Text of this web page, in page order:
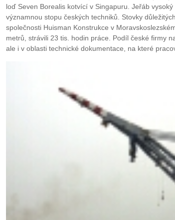
loď Seven Borealis kotvící v Singapuru. Jeřáb
významnou stopu českých techniků. Stovky
společnosti Huisman Konstrukce v
metrů, strávili 23 tis. hodin práce. Podíl české firmy
ale i v oblasti technické dokumentace, na které